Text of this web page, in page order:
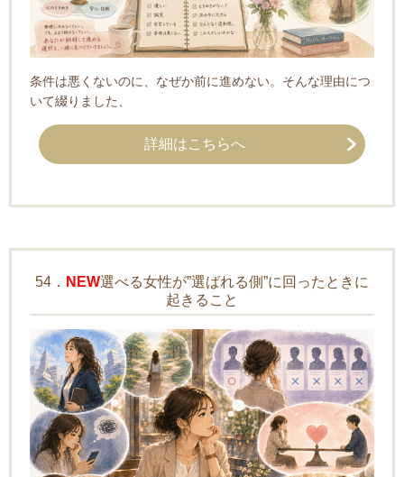
条件は悪くないのに、なぜか前に進めない。そんな理由につ
いて綴りました、
詳細はこちらへ
54． NEW選べる女性が”選ばれる側”に回ったときに
起きること